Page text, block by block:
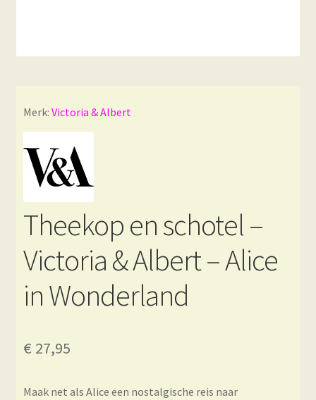
Merk: Victoria & Albert
Theekop en schotel –
Victoria & Albert – Alice
in Wonderland
€ 27,95
Maak net als Alice een nostalgische reis naar